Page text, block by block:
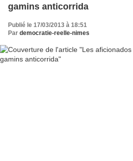
gamins anticorrida
Publié le 17/03/2013 à 18:51
Par democratie-reelle-nimes